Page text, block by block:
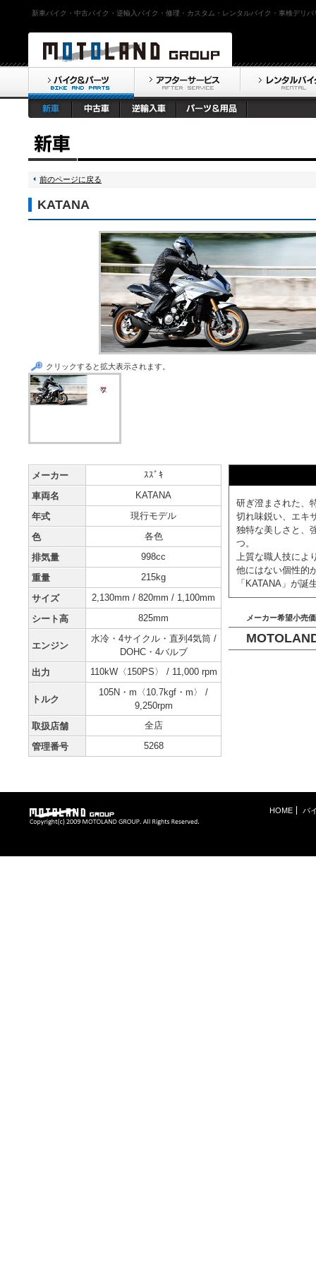
新車バイク・中古バイク・逆輸入バイク・修理・カスタム・レンタルバイク・車検デリ
前のページに戻る
KATANA
クリックすると拡大表示されます。
メーカー
ｽｽﾞｷ
車両名
KATANA
年式
現行モデル
色
各色
排気量
998cc
重量
215kg
サイズ
2,130mm / 820mm / 1,100mm
シート高
825mm
エンジン
水冷・4サイクル・直列4気筒 /
DOHC・4バルブ
出力
110kW〈150PS〉 / 11,000 rpm
トルク
105N・m〈10.7kgf・m〉 /
9,250rpm
取扱店舗
全店
管理番号
5268
研ぎ澄まされた、
切れ味鋭い、エキ
独特な美しさと、
つ。
上質な職人技によ
他にはない個性的
「KATANA」が誕
メーカー希望小売
HOME バ